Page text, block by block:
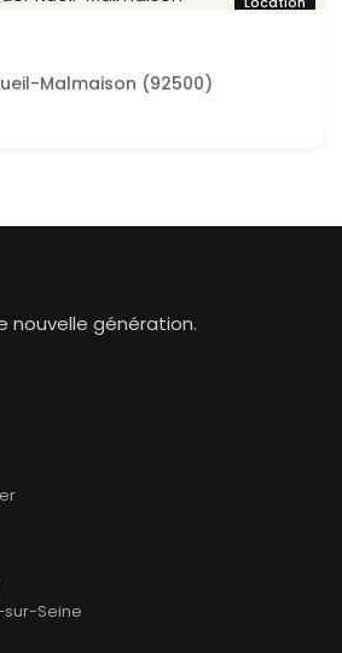
Malmaison (92500)
nouvelle génération.
Seine